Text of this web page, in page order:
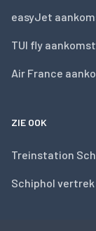
easyJet
TUI fly
Air France
ZIE OOK
Treinstation
Schiphol vertrek